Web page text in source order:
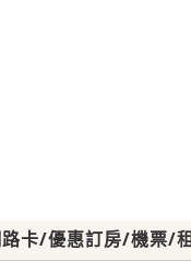
卡/優惠訂房/機票/